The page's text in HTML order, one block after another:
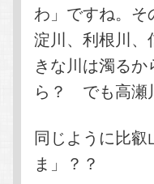
わ」ですね。そ
淀川、利根川
きな川は濁る
ら？ でも高瀬
同じように比
ま」？？